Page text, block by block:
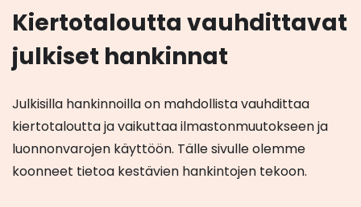
Kiertotaloutta vauhdittavat
julkiset hankinnat
Julkisilla hankinnoilla on mahdollista vauhdittaa
kiertotaloutta ja vaikuttaa ilmastonmuutokseen ja
luonnonvarojen käyttöön. Tälle sivulle olemme
koonneet tietoa kestävien hankintojen tekoon.